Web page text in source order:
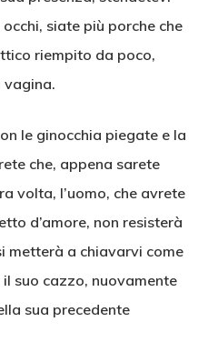
siate più porche che
riempito da poco,
vagina.
le ginocchia piegate e la
che, appena sarete
volta, l’uomo, che avrete
d’amore, non resisterà
metterà a chiavarvi come
suo cazzo, nuovamente
sua precedente